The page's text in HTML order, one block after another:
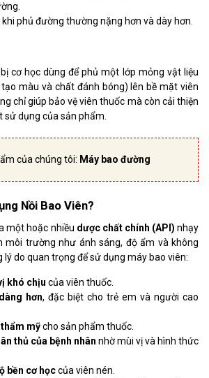
phủ đường thường nặng hơn và dày hơn.
cơ học dùng để phủ một lớp mỏng vật liệu
màu và chất đánh bóng) lên bề mặt viên
chỉ giúp bảo vệ viên thuốc mà còn cải thiện
sử dụng của sản phẩm.
của chúng tôi: Máy bao đường
Nồi Bao Viên?
một hoặc nhiều dược chất chính (API) nhạy
môi trường như ánh sáng, độ ẩm và không
lý do quan trọng để sử dụng máy bao viên:
khó chịu của viên thuốc.
hơn, đặc biệt cho trẻ em và người cao
mỹcho sản phẩm thuốc.
thủ của bệnh nhân nhờ mùi vị và hình thức
bền cơ họccủa viên nén.